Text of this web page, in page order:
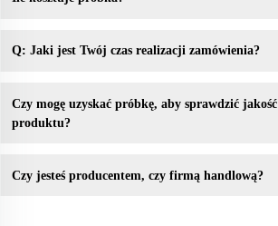
Q: Jaki jest Twój czas realizacji zamówienia?
Czy mogę uzyskać próbkę, aby sprawdzić jakość
produktu?
Czy jesteś producentem, czy firmą handlową?